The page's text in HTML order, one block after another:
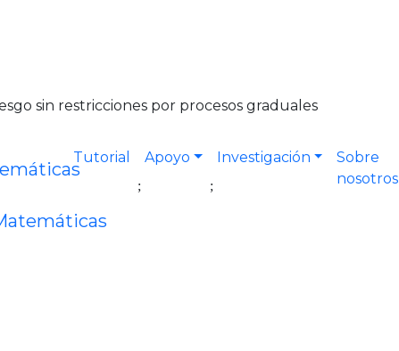
sin restricciones por procesos graduales
Tutorial Apoyo Investigación
Sobre
nosotros